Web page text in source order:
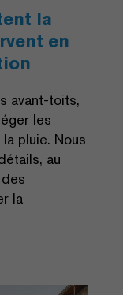
la
en
avant-toits,
les
pluie. Nous
au
la